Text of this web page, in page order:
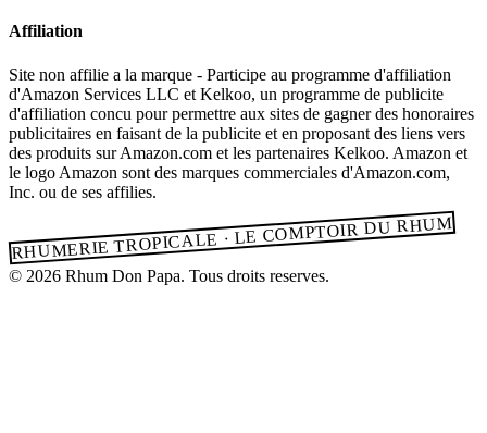
Affiliation
Site non affilie a la marque - Participe au programme d'affiliation
d'Amazon Services LLC et Kelkoo, un programme de publicite
d'affiliation concu pour permettre aux sites de gagner des honoraires
publicitaires en faisant de la publicite et en proposant des liens vers
des produits sur Amazon.com et les partenaires Kelkoo. Amazon et
le logo Amazon sont des marques commerciales d'Amazon.com,
Inc. ou de ses affilies.
RHUMERIE TROPICALE · LE COMPTOIR DU RHUM
© 2026 Rhum Don Papa. Tous droits reserves.